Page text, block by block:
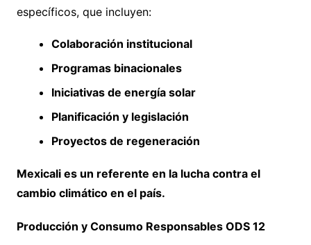
específicos, que incluyen:
Colaboración institucional
Programas binacionales
Iniciativas de energía solar
Planificación y legislación
Proyectos de regeneración
Mexicali es un referente en la lucha contra el
cambio climático en el país.
Producción y Consumo Responsables ODS 12